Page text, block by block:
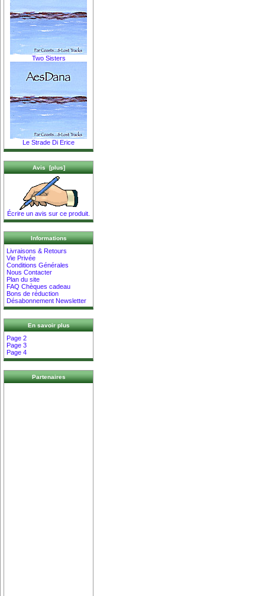
Two Sisters
Le Strade Di Erice
Avis [plus]
Écrire un avis sur ce produit.
Informations
Livraisons & Retours
Vie Privée
Conditions Générales
Nous Contacter
Plan du site
FAQ Chèques cadeau
Bons de réduction
Désabonnement Newsletter
En savoir plus
Page 2
Page 3
Page 4
Partenaires